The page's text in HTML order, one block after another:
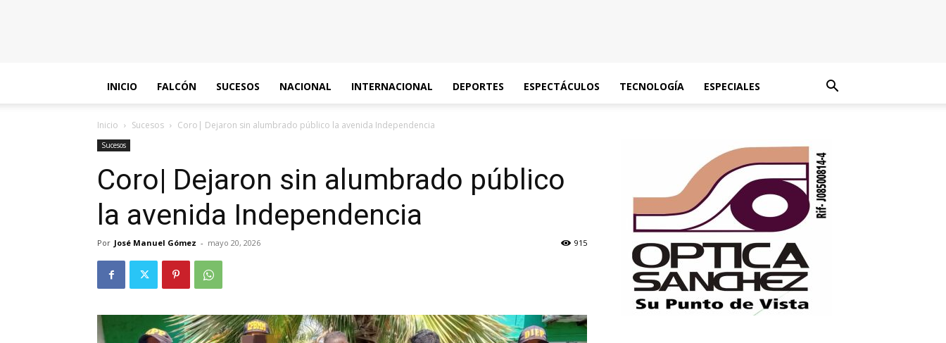
INICIO FALCÓN SUCESOS NACIONAL INTERNACIONAL DEPORTES ESPECTÁCULOS TECNOLOGÍA ESPECIALES
Inicio Sucesos Coro| Dejaron sin alumbrado público la avenida Independencia
Sucesos
Coro| Dejaron sin alumbrado público
la avenida Independencia
Por José Manuel Gómez - mayo 20, 2026 915